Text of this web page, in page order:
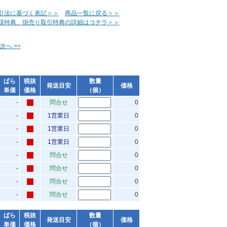
法に基づく表記＞＞
商品一覧に戻る＞＞
特典、掛売り取引特典の詳細はコチラ＞＞
次へ >>
ばら
単価
税抜
価格
発送目安
数量
（個）
価格
- 問合せ
0
-
1営業日
0
-
1営業日
0
-
1営業日
0
-
問合せ
0
-
問合せ
0
-
問合せ
0
-
問合せ 0
ばら
単価
税抜
価格
発送目安
数量
（個）
価格